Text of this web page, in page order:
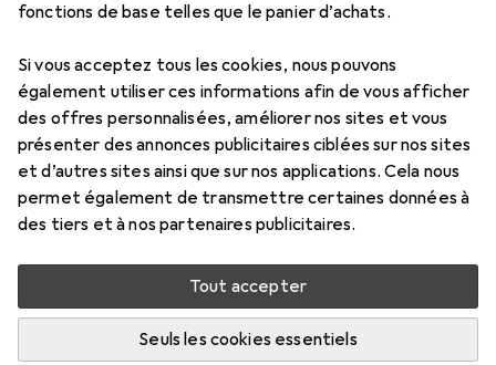
fonctions de base telles que le panier d’achats.
Si vous acceptez tous les cookies, nous pouvons
également utiliser ces informations afin de vous afficher
des offres personnalisées, améliorer nos sites et vous
présenter des annonces publicitaires ciblées sur nos sites
et d’autres sites ainsi que sur nos applications. Cela nous
permet également de transmettre certaines données à
des tiers et à nos partenaires publicitaires.
Tout accepter
Seuls les cookies essentiels